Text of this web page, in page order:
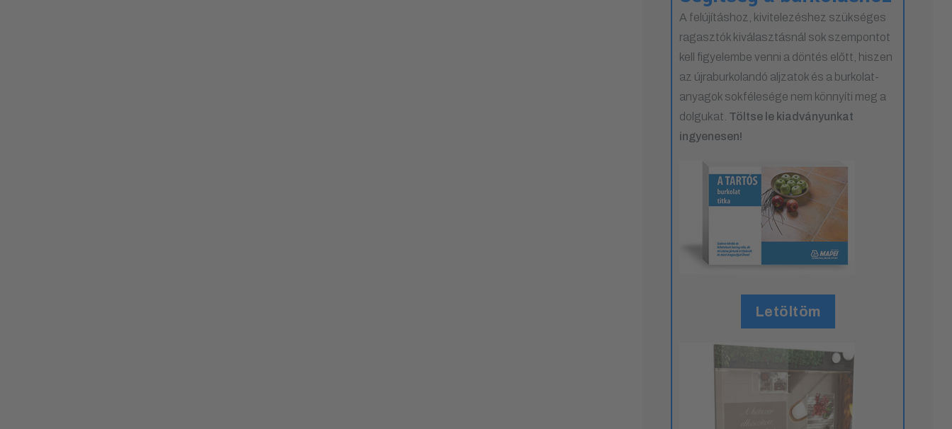
A felújításhoz, kivitelezéshez szükséges
ragasztók kiválasztásnál sok szempontot
kell figyelembe venni a döntés előtt, hiszen
az újraburkolandó aljzatok és a burkolat-
anyagok sokfélesége nem könnyíti meg a
dolgukat. Töltse le kiadványunkat
ingyenesen!
Letöltöm